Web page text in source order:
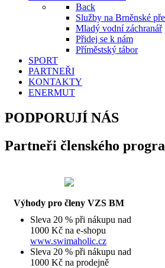
Back
Služby na Brněnské
Mladý vodní záchranář
Přidej se k nám
Příměstský tábor
SPORT
PARTNEŘI
KONTAKTY
ENERMUT
PODPORUJÍ NÁS
Partneři členského
Výhody pro členy VZS BM
Sleva 20 % při nákupu nad
1000 Kč na e-shopu
www.swimaholic.cz
Sleva 20 % při nákupu nad
1000 Kč na prodejně